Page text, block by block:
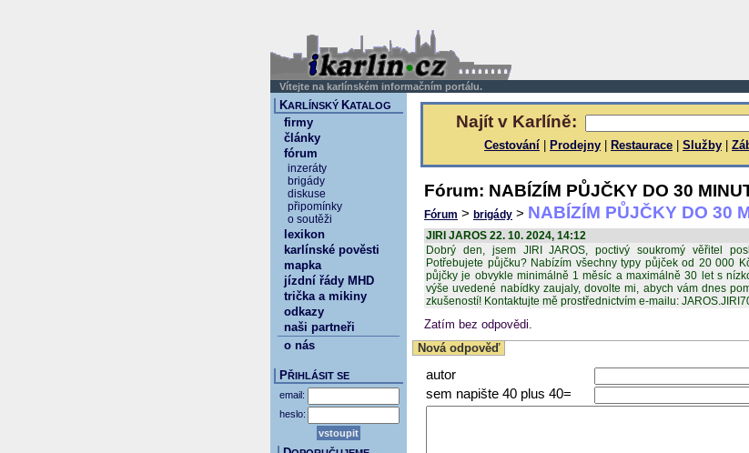
Vítejte na karlínském informačním portálu.
Najít v Karlíně:
Cestování Prodejny Restaurace Služby
Fórum: NABÍZÍM PŮJČKY DO 30
Fórum > brigády > NABÍZÍM PŮJČKY DO 30
JIRI JAROS 22. 10. 2024, 14:12
Dobrý den, jsem JIRI JAROS, poctivý soukromý věřitel
Potřebujete půjčku? Nabízím všechny typy půjček od 20 000
půjčky je obvykle minimálně 1 měsíc a maximálně 30 let s
výše uvedené nabídky zaujaly, dovolte mi, abych vám dnes
zkušeností! Kontaktujte mě prostřednictvím e-mailu:
Zatím bez odpovědi.
Nová odpověď
autor
sem napište 40 plus 40=
KARLÍNSKÝ KATALOG
firmy
články
fórum
inzeráty
brigády
diskuse
připomínky
o soutěži
lexikon
karlínské pověsti
mapka
jízdní řády MHD
trička a mikiny
odkazy
naši partneři
o nás
PŘIHLÁSIT SE
email:
heslo: